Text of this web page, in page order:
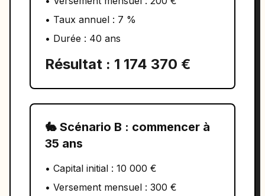
• Taux annuel : 7 %
• Durée : 40 ans
Résultat : 1 174 370 €
🐇 Scénario B : commencer à
35 ans
• Capital initial : 10 000 €
• Versement mensuel : 300 €